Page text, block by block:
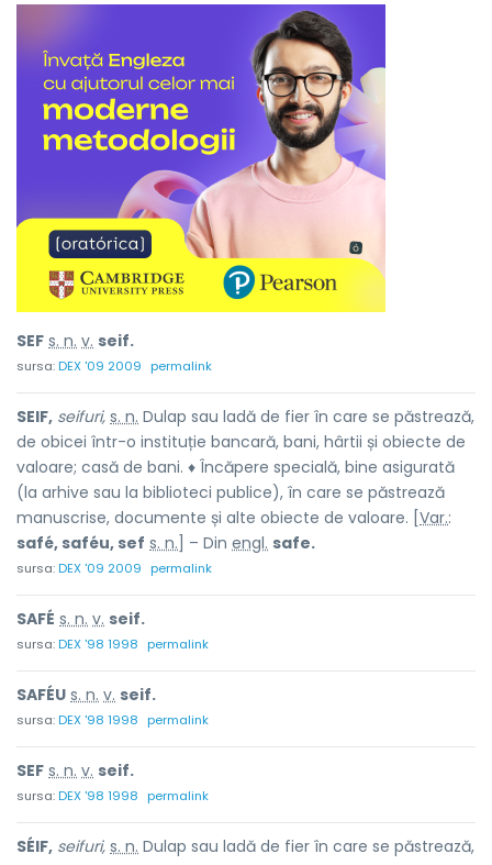
SEF s. n. v. seif.
sursa:DEX '09 2009 permalink
SEIF, seifuri, s. n. Dulap sau ladă de fier în care se păstrează,
de obicei într-o instituție bancară, bani, hârtii și obiecte de
valoare; casă de bani. ♦ Încăpere specială, bine asigurată
(la arhive sau la biblioteci publice), în care se păstrează
manuscrise, documente și alte obiecte de valoare. [ Var.:
safé, saféu, sef s. n. ] – Din engl. safe.
sursa:DEX '09 2009 permalink
SAFÉ s. n. v. seif.
sursa:DEX '98 1998 permalink
SAFÉU s. n. v. seif.
sursa:DEX '98 1998 permalink
SEF s. n. v. seif.
sursa:DEX '98 1998 permalink
SÉIF, seifuri, s. n. Dulap sau ladă de fier în care se păstrează,